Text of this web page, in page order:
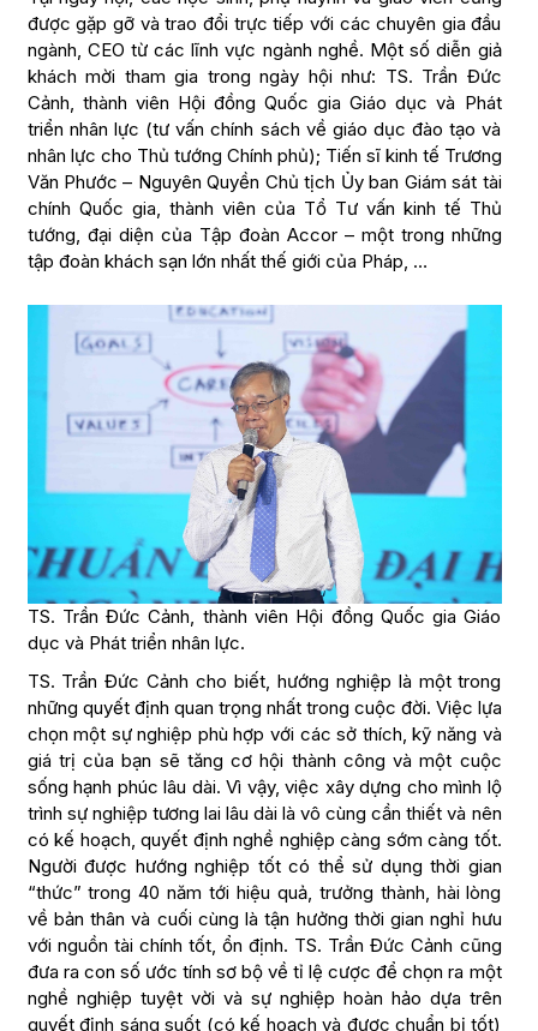
được gặp gỡ và trao đổi trực tiếp với các chuyên gia đầu
ngành, CEO từ các lĩnh vực ngành nghề. Một số diễn giả
khách mời tham gia trong ngày hội như: TS. Trần Đức
Cảnh, thành viên Hội đồng Quốc gia Giáo dục và Phát
triển nhân lực (tư vấn chính sách về giáo dục đào tạo và
nhân lực cho Thủ tướng Chính phủ); Tiến sĩ kinh tế Trương
Văn Phước – Nguyên Quyền Chủ tịch Ủy ban Giám sát tài
chính Quốc gia, thành viên của Tổ Tư vấn kinh tế Thủ
tướng, đại diện của Tập đoàn Accor – một trong những
tập đoàn khách sạn lớn nhất thế giới của Pháp, …
TS. Trần Đức Cảnh, thành viên Hội đồng Quốc gia Giáo
dục và Phát triển nhân lực.
TS. Trần Đức Cảnh cho biết, hướng nghiệp là một trong
những quyết định quan trọng nhất trong cuộc đời. Việc lựa
chọn một sự nghiệp phù hợp với các sở thích, kỹ năng và
giá trị của bạn sẽ tăng cơ hội thành công và một cuộc
sống hạnh phúc lâu dài. Vì vậy, việc xây dựng cho mình lộ
trình sự nghiệp tương lai lâu dài là vô cùng cần thiết và nên
có kế hoạch, quyết định nghề nghiệp càng sớm càng tốt.
Người được hướng nghiệp tốt có thể sử dụng thời gian
“thức” trong 40 năm tới hiệu quả, trưởng thành, hài lòng
về bản thân và cuối cùng là tận hưởng thời gian nghỉ hưu
với nguồn tài chính tốt, ổn định. TS. Trần Đức Cảnh cũng
đưa ra con số ước tính sơ bộ về tỉ lệ cược để chọn ra một
nghề nghiệp tuyệt vời và sự nghiệp hoàn hảo dựa trên
quyết định sáng suốt (có kế hoạch và được chuẩn bị tốt)